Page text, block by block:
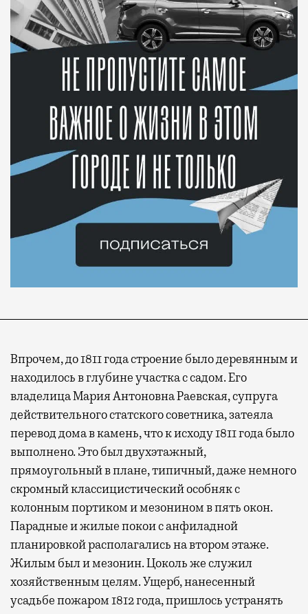
Впрочем, до 1811 года строение было деревянным и
находилось в глубине участка с садом. Его
владелица Мария Антоновна Раевская, супруга
действительного статского советника, затеяла
перевод дома в камень, что к исходу 1811 года было
выполнено. Это был двухэтажный,
прямоугольный в плане, типичный, даже немного
скромный классицистический особняк с
колонным портиком и мезонином в пять окон.
Парадные и жилые покои с анфиладной
планировкой располагались на втором этаже.
Жилым был и мезонин. Цоколь же служил
хозяйственным целям. Ущерб, нанесенный
усадьбе пожаром 1812 года, пришлось устранять